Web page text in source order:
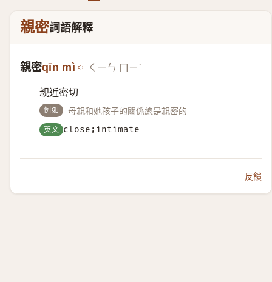
親密詞語解釋
親密qīn mì ㄑㄧㄣ ㄇㄧˋ
親近密切
例如 母親和她孩子的關係總是親密的
英文 close;intimate
反饋